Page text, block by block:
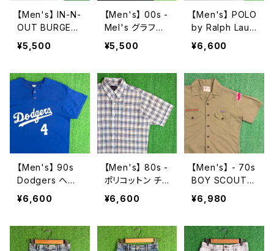
【Men's】 IN-N-
OUT BURGER
Tシャツ / ティー
シャツ T-Shirt
ド・アウト・バー
ガー 2273
¥5,500
【Men's】 00s -
Mel's グラフィ
ック Tシャツ /
ティーシャツ T-
トラン America
n Graffiti 2272
¥5,500
【Men's】 POLO
by Ralph Laur
en 鹿の子素材
ヘンリーネック
ローレン ポロ メ
ンズ ティーシャ
ツ T-Shirt 古着
メンズ 半袖 226
¥6,600
【Men's】 90s
Dodgers ヘン
リーネック Tシ
ャツ / アメリカ
代 ティーシャツ
T-Shirt 古着 メ
¥6,600
【Men's】 80s -
ポリコットン チェ
ック シャツ / 80
年代 古着 半袖
¥6,600
【Men's】 - 70s
BOY SCOUT
OF AMERICA
開襟 シャツ / 7
袖 古着 メンズ
オープンカラー
¥6,980